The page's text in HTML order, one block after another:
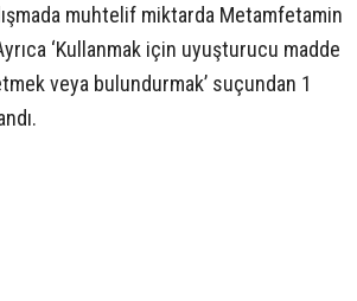
muhtelif miktarda Metamfetamin
‘Kullanmak için uyuşturucu madde
veya bulundurmak’ suçundan 1